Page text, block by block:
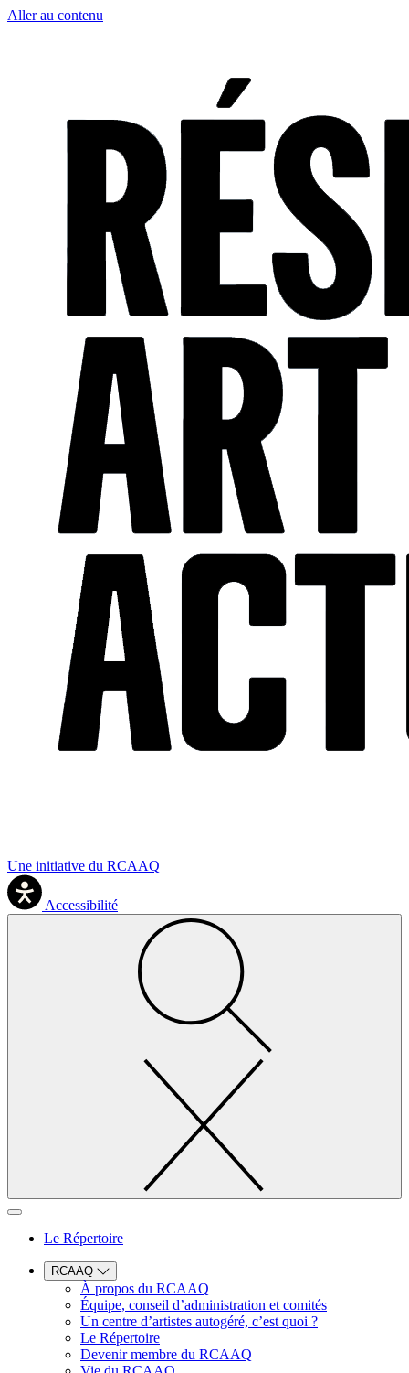
Aller au contenu
Une initiative du RCAAQ
Accessibilité
Le Répertoire
RCAAQ
À propos du RCAAQ
Équipe, conseil d’administration et comités
Un centre d’artistes autogéré, c’est quoi ?
Le Répertoire
Devenir membre du RCAAQ